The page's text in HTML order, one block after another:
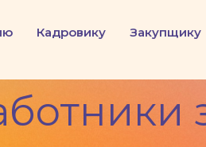
Кадровику
Закупщику